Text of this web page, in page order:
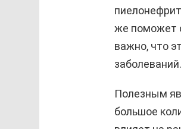
же поможет
важно, что
заболеваний.
Полезным
большое